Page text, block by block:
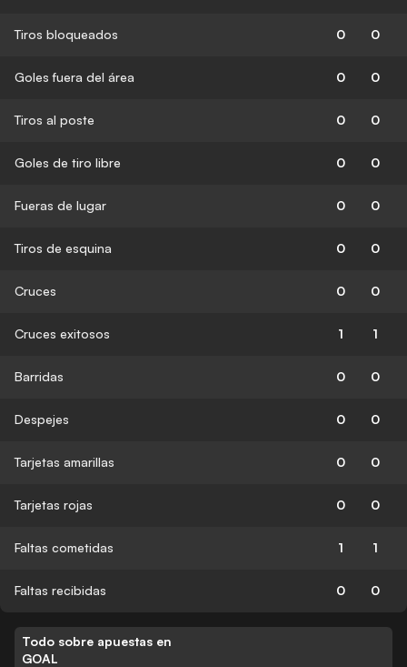
Tiros bloqueados 0 0
Goles fuera del área 0 0
Tiros al poste 0 0
Goles de tiro libre 0 0
Fueras de lugar 0 0
Tiros de esquina 0 0
Cruces 0 0
Cruces exitosos 1 1
Barridas 0 0
Despejes 0 0
Tarjetas amarillas 0 0
Tarjetas rojas 0 0
Faltas cometidas 1 1
Faltas recibidas 0 0
Todo sobre apuestas en
GOAL